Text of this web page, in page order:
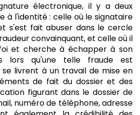
électronique, il y a deux
à l'identité : celle où le signataire
s'est fait abuser dans le cercle
convainquant, et celle où il
et cherche à échapper à son
lors qu'une telle fraude est
se livrent à un travail de mise en
de fait du dossier et des
figurant dans le dossier de
numéro de téléphone, adresse